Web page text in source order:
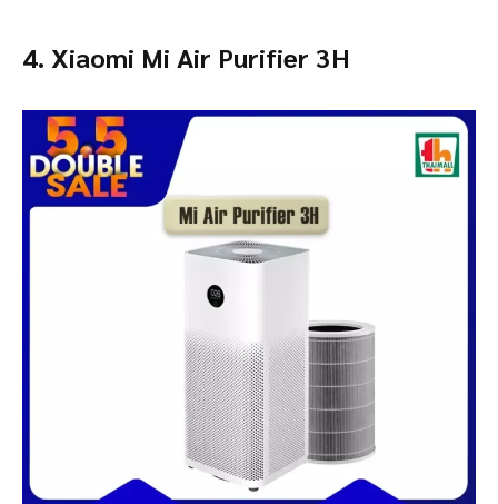
4. Xiaomi Mi Air Purifier 3H